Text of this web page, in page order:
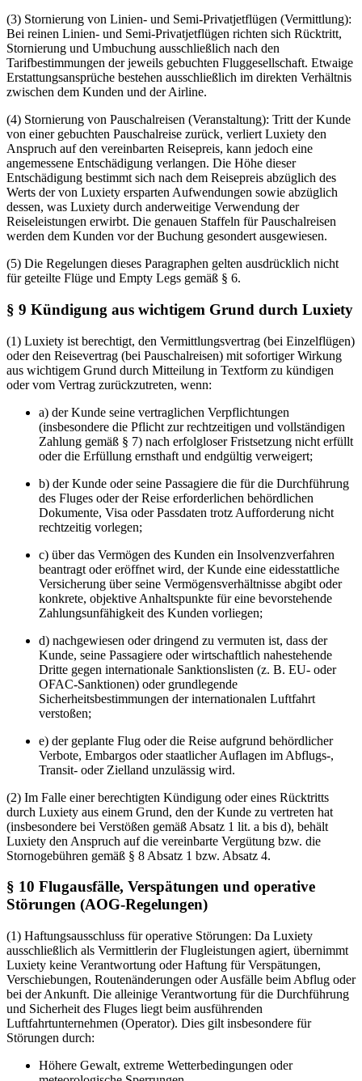
(3) Stornierung von Linien- und Semi-Privatjetflügen (Vermittlung):
Bei reinen Linien- und Semi-Privatjetflügen richten sich Rücktritt,
Stornierung und Umbuchung ausschließlich nach den
Tarifbestimmungen der jeweils gebuchten Fluggesellschaft. Etwaige
Erstattungsansprüche bestehen ausschließlich im direkten Verhältnis
zwischen dem Kunden und der Airline.
(4) Stornierung von Pauschalreisen (Veranstaltung): Tritt der Kunde
von einer gebuchten Pauschalreise zurück, verliert Luxiety den
Anspruch auf den vereinbarten Reisepreis, kann jedoch eine
angemessene Entschädigung verlangen. Die Höhe dieser
Entschädigung bestimmt sich nach dem Reisepreis abzüglich des
Werts der von Luxiety ersparten Aufwendungen sowie abzüglich
dessen, was Luxiety durch anderweitige Verwendung der
Reiseleistungen erwirbt. Die genauen Staffeln für Pauschalreisen
werden dem Kunden vor der Buchung gesondert ausgewiesen.
(5) Die Regelungen dieses Paragraphen gelten ausdrücklich nicht
für geteilte Flüge und Empty Legs gemäß § 6.
§ 9 Kündigung aus wichtigem Grund durch Luxiety
(1) Luxiety ist berechtigt, den Vermittlungsvertrag (bei Einzelflügen)
oder den Reisevertrag (bei Pauschalreisen) mit sofortiger Wirkung
aus wichtigem Grund durch Mitteilung in Textform zu kündigen
oder vom Vertrag zurückzutreten, wenn:
a) der Kunde seine vertraglichen Verpflichtungen
(insbesondere die Pflicht zur rechtzeitigen und vollständigen
Zahlung gemäß § 7) nach erfolgloser Fristsetzung nicht erfüllt
oder die Erfüllung ernsthaft und endgültig verweigert;
b) der Kunde oder seine Passagiere die für die Durchführung
des Fluges oder der Reise erforderlichen behördlichen
Dokumente, Visa oder Passdaten trotz Aufforderung nicht
rechtzeitig vorlegen;
c) über das Vermögen des Kunden ein Insolvenzverfahren
beantragt oder eröffnet wird, der Kunde eine eidesstattliche
Versicherung über seine Vermögensverhältnisse abgibt oder
konkrete, objektive Anhaltspunkte für eine bevorstehende
Zahlungsunfähigkeit des Kunden vorliegen;
d) nachgewiesen oder dringend zu vermuten ist, dass der
Kunde, seine Passagiere oder wirtschaftlich nahestehende
Dritte gegen internationale Sanktionslisten (z. B. EU- oder
OFAC-Sanktionen) oder grundlegende
Sicherheitsbestimmungen der internationalen Luftfahrt
verstoßen;
e) der geplante Flug oder die Reise aufgrund behördlicher
Verbote, Embargos oder staatlicher Auflagen im Abflugs-,
Transit- oder Zielland unzulässig wird.
(2) Im Falle einer berechtigten Kündigung oder eines Rücktritts
durch Luxiety aus einem Grund, den der Kunde zu vertreten hat
(insbesondere bei Verstößen gemäß Absatz 1 lit. a bis d), behält
Luxiety den Anspruch auf die vereinbarte Vergütung bzw. die
Stornogebühren gemäß § 8 Absatz 1 bzw. Absatz 4.
§ 10 Flugausfälle, Verspätungen und operative
Störungen (AOG-Regelungen)
(1) Haftungsausschluss für operative Störungen: Da Luxiety
ausschließlich als Vermittlerin der Flugleistungen agiert, übernimmt
Luxiety keine Verantwortung oder Haftung für Verspätungen,
Verschiebungen, Routenänderungen oder Ausfälle beim Abflug oder
bei der Ankunft. Die alleinige Verantwortung für die Durchführung
und Sicherheit des Fluges liegt beim ausführenden
Luftfahrtunternehmen (Operator). Dies gilt insbesondere für
Störungen durch:
Höhere Gewalt, extreme Wetterbedingungen oder